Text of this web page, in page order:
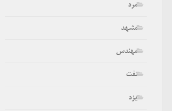
مرد
مشهد
مهندس
نفت
یزد